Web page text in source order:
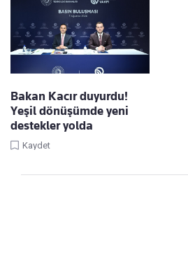
Bakan Kacır duyurdu!
Yeşil dönüşümde yeni
destekler yolda
Kaydet